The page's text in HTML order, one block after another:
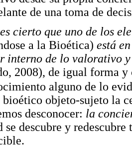
de una toma de
cierto que uno de los
a la Bioética) está
interno de lo valorativo
2008), de igual forma
alguno de lo
objeto-sujeto la
desconocer: la
se descubre y